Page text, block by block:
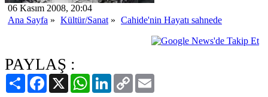
06 Kasım 2008, 20:04
Ana Sayfa » Kültür/Sanat » Cahide'nin Hayatı sahnede
PAYLAŞ :
PaylaşFacebook
X WhatsAppLinkedIn
Copy
Link